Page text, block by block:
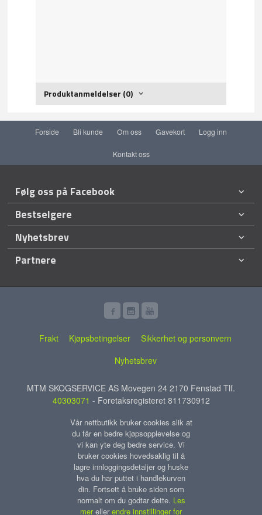
Produktanmeldelser (0)
Forside Bli kunde Om oss Gavekort Logg inn
Kontakt oss
Følg oss på Facebook
Bestselgere
Nyhetsbrev
Partnere
Frakt Kjøpsbetingelser
Sikkerhet og personvern
Nyhetsbrev
MTM SKOGSERVICE AS Movegen 24 2170 Fenstad Tlf.
40303071 - Foretaksregisteret 811730912
Vår nettbutikk bruker cookies slik at
du får en bedre kjøpsopplevelse og
vi kan yte deg bedre service. Vi
bruker cookies hovedsaklig til å
lagre innloggingsdetaljer og huske
hva du har puttet i handlekurven
din. Fortsett å bruke siden som
normalt om du godtar dette. Les
mer eller endre innstillinger for